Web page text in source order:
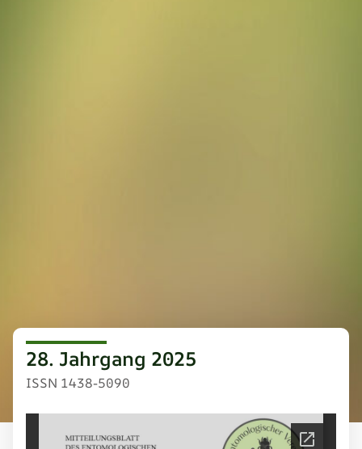
28. Jahrgang 2025
ISSN 1438-5090